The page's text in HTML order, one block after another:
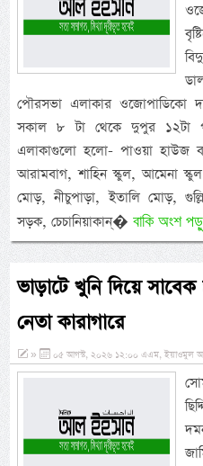
পৌরসভা এলাকার ওজোপাডিকো
সকাল ৮ টা থেকে দুপুর ১২টা
এলাকাগুলো হলো- পাওয়া হাউজ
আরামবাগ, শাহিন স্কুল, আমেনা
মোড়, নীচুপাড়া, ইতালি মোড়,
সড়ক, চেচানিয়াকান্�বাকি অংশ
ভাড়াটে খুনি দিয়ে সাবেক
নেতা কারাগারে
» ০৫ আগস্ট, ২০২৬ ১২:০০ এএম, ইয়াওমুল